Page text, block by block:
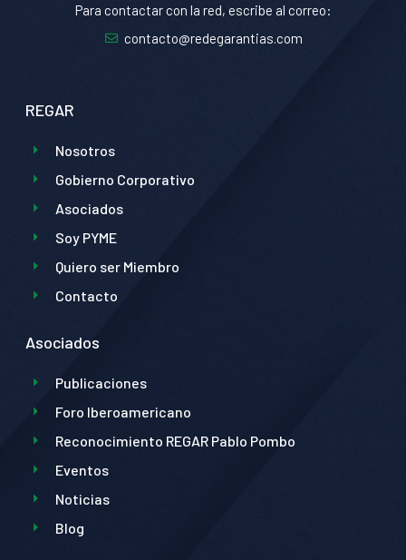
Para contactar con la red, escribe al correo:
contacto@redegarantias.com
REGAR
Nosotros
Gobierno Corporativo
Asociados
Soy PYME
Quiero ser Miembro
Contacto
Asociados
Publicaciones
Foro Iberoamericano
Reconocimiento REGAR Pablo Pombo
Eventos
Noticias
Blog